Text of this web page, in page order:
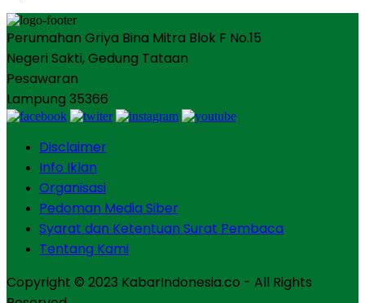
Perumahan Griya Bina Mitra Blok F No.15
Negeri Sakti, Gedung Tataan
Pesawaran
Lampung 35366
Disclaimer
Info Iklan
Organisasi
Pedoman Media Siber
Syarat dan Ketentuan Surat Pembaca
Tentang Kami
Copyright © 2023 KabarIndonesia.co - All Rights